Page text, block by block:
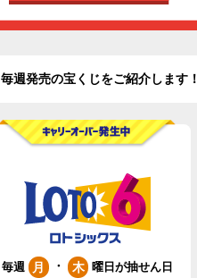
毎週発売の宝くじをご紹介します！
毎週 月 ・ 木 曜日が抽せん日